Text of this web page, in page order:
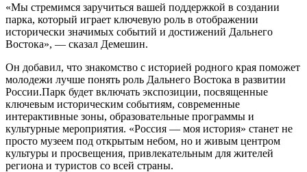
«Мы стремимся заручиться вашей поддержкой в создании
парка, который играет ключевую роль в отображении
исторически значимых событий и достижений Дальнего
Востока», — сказал Демешин.
Он добавил, что знакомство с историей родного края поможет
молодежи лучше понять роль Дальнего Востока в развитии
России.Парк будет включать экспозиции, посвященные
ключевым историческим событиям, современные
интерактивные зоны, образовательные программы и
культурные мероприятия. «Россия — моя история» станет не
просто музеем под открытым небом, но и живым центром
культуры и просвещения, привлекательным для жителей
региона и туристов со всей страны.